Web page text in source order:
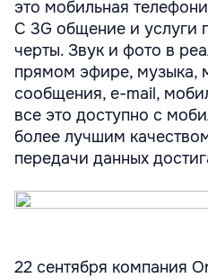
это мобильная
С 3G общение и услуги
черты. Звук и фото в
прямом эфире, музыка,
сообщения, e-mail,
все это доступно с
более лучшим
передачи данных
22 сентября компания